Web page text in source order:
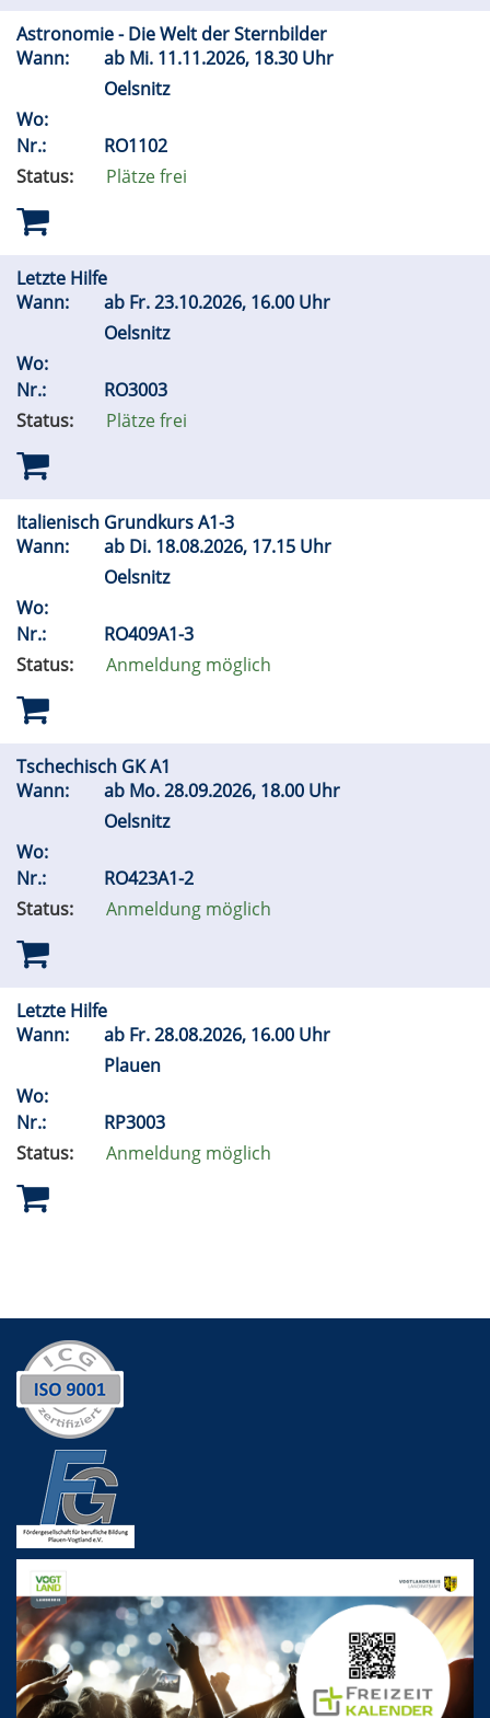
Astronomie - Die Welt der Sternbilder
Wann:
ab Mi. 11.11.2026, 18.30 Uhr
Oelsnitz
Wo:
Nr.:
RO1102
Status:
Plätze frei
Letzte Hilfe
Wann:
ab Fr.23.10.2026, 16.00 Uhr
Oelsnitz
Wo:
Nr.:
RO3003
Status:
Plätze frei
Italienisch Grundkurs A1-3
Wann:
ab Di. 18.08.2026, 17.15 Uhr
Oelsnitz
Wo:
Nr.:
RO409A1-3
Status:
Anmeldung möglich
Tschechisch GK A1
Wann:
ab Mo.28.09.2026, 18.00 Uhr
Oelsnitz
Wo:
Nr.:
RO423A1-2
Status:
Anmeldung möglich
Letzte Hilfe
Wann:
ab Fr.28.08.2026, 16.00 Uhr
Plauen
Wo:
Nr.:
RP3003
Status:
Anmeldung möglich